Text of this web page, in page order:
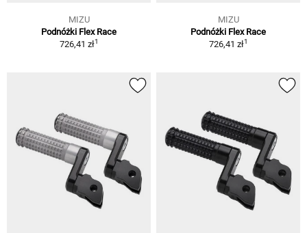
MIZU
Podnóżki Flex Race
726,41 zł1
MIZU
Podnóżki Flex Race
726,41 zł1